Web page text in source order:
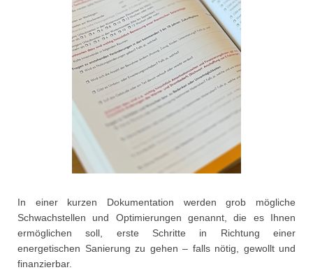
In einer kurzen Dokumentation werden grob mögliche
Schwachstellen und Optimierungen genannt, die es Ihnen
ermöglichen soll, erste Schritte in Richtung einer
energetischen Sanierung zu gehen – falls nötig, gewollt und
finanzierbar.